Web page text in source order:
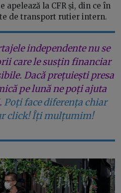
apelează la CFR și, din ce în
de transport rutier intern.
independente nu se
care le susțin financiar
Dacă prețuiești presa
pe lună ne poți ajuta
Poți face diferența chiar
click! Îți mulțumim!